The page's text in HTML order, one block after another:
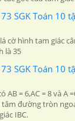
SGK Toán 10
cờ hình tam giác
là 35
SGK Toán 10
AB = 6,AC = 8 và A
tâm đường tròn
IBC.